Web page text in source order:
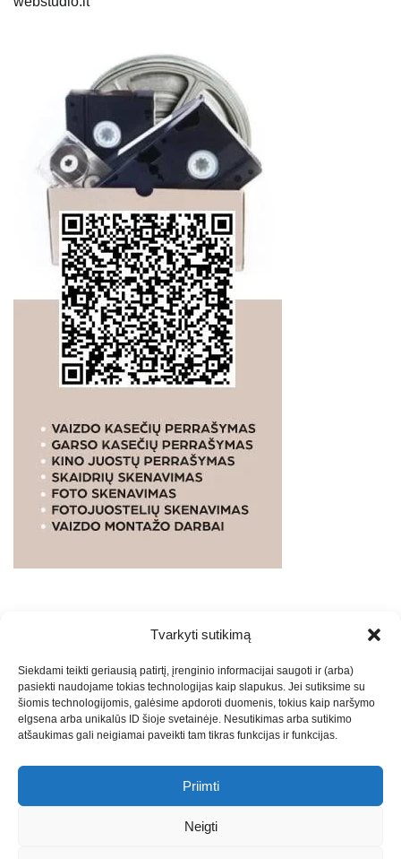
Tvarkyti sutikimą
Siekdami teikti geriausią patirtį, įrenginio informacijai saugoti ir (arba)
pasiekti naudojame tokias technologijas kaip slapukus. Jei sutiksime su
šiomis technologijomis, galėsime apdoroti duomenis, tokius kaip naršymo
elgsena arba unikalūs ID šioje svetainėje. Nesutikimas arba sutikimo
atšaukimas gali neigiamai paveikti tam tikras funkcijas ir funkcijas.
Priimti
Neigti
PASLAUGOS. SEO tekstų rašymas, turinio kūrimas,
straipsnių rašymas ir talpinimas į mūsų valdomas
svetaines.2026Armijai.LTTheme: Express News ByAdore
Themes.
Marketingo agentūra -Teisinės
-Saulius Narbutas